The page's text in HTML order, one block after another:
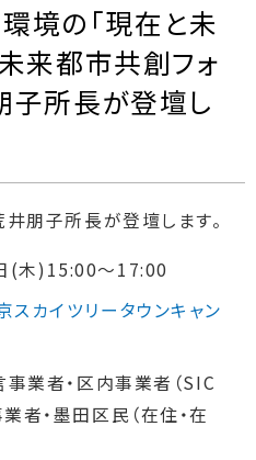
境の「現在と未
未来都市共創フォ
子所長が登壇し
朋子所長が登壇します。
(木)15:00～17:00
カイツリータウンキャン
業者・区内事業者（SIC
者・墨田区民（在住・在